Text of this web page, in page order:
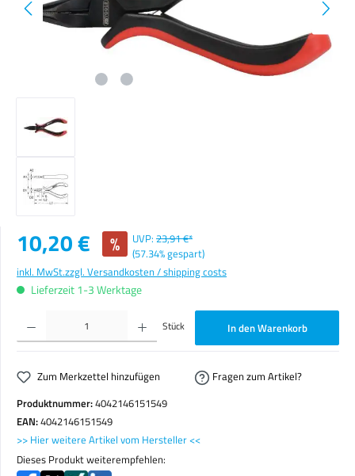
Verkaufspreis:
10,20 € % UVP: 23,91 €*
(57.34% gespart)
inkl. MwSt.zzgl. Versandkosten / shipping costs
Lieferzeit 1-3 Werktage
Produkt Anzahl: Gib den gewünschten Wert ein oder benutze die Schaltflächen um die Anzahl zu
Stück In den Warenkorb
Zum Merkzettel hinzufügen
Fragen zum Artikel?
Produktnummer:4042146151549
EAN:4042146151549
>> Hier weitere Artikel vom Hersteller <<
Dieses Produkt weiterempfehlen: